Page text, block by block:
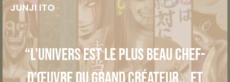
JUNJI ITO
“L'univers est le plus beau chef-